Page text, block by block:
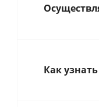
Как